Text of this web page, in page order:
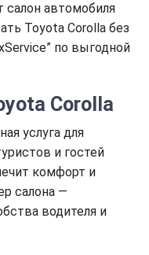
салон автомобиля
Toyota Corolla без
по выгодной
Corolla
услуга для
и гостей
комфорт и
салона —
водителя и